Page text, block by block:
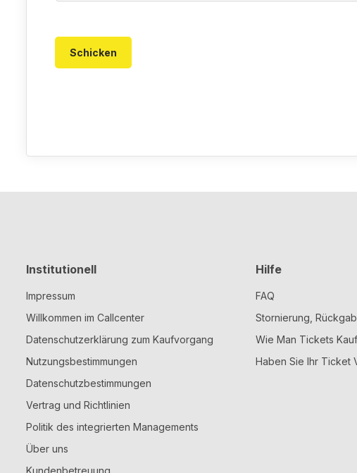
Schicken
Institutionell
Impressum
Willkommen im Callcenter
Datenschutzerklärung zum Kaufvorgang
Nutzungsbestimmungen
Datenschutzbestimmungen
Vertrag und Richtlinien
Politik des integrierten Managements
Über uns
Kundenbetreuung
Hilfe
FAQ
Stornierung,
Wie Man Tickets
Haben Sie Ihr Ticket